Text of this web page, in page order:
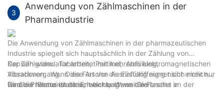
bezeichnet.
Funktionsprinzip der flachen Blisterverpackungsmaschine:
3
Anwendung von Zählmaschinen in der
Pharmaindustrie
Die Anwendung von Zählmaschinen in der pharmazeutischen
Industrie spiegelt sich hauptsächlich in der Zählung von
Kapseln wider. ‌ Tabletten, ‌ Partikel, ‌ Abfüllung, ‌
Absackvorgang. ‌ Diese Art von Ausrüstung eignet sich nicht nur
für die Pharmaindustrie, ‌ aber auch weit verbreitet in
Der Zählgranulator arbeitet mit mehreren elektromagnetischen
Vibrationen. ‌ Wenn die Flasche die Einfüllöffnung nicht erreicht,
wird die ‌ Platte dreht sich nicht; ‌ Wenn die Flasche an der
Darüber hinaus ist die Entwicklung von ‌ Die